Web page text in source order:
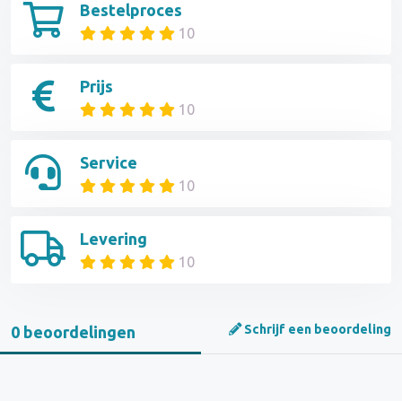
Bestelproces
10
Prijs
10
Service
10
Levering
10
0 beoordelingen Schrijf een beoordeling